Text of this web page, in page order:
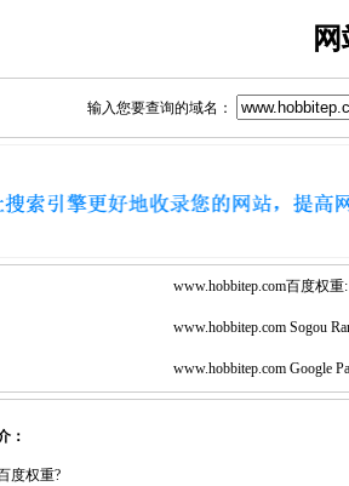
输入您要查询的域名：
www.hobbitep.com百度权重:
www.hobbitep.com Sogou
www.hobbitep.com Google
：
度权重?